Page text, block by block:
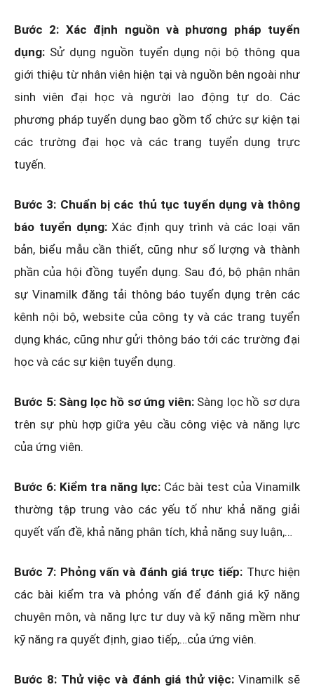
Bước 2: Xác định nguồn và phương pháp tuyển
dụng: Sử dụng nguồn tuyển dụng nội bộ thông qua
giới thiệu từ nhân viên hiện tại và nguồn bên ngoài như
sinh viên đại học và người lao động tự do. Các
phương pháp tuyển dụng bao gồm tổ chức sự kiện tại
các trường đại học và các trang tuyển dụng trực
tuyến.
Bước 3: Chuẩn bị các thủ tục tuyển dụng và thông
báo tuyển dụng:Xác định quy trình và các loại văn
bản, biểu mẫu cần thiết, cũng như số lượng và thành
phần của hội đồng tuyển dụng. Sau đó, bộ phận nhân
sự Vinamilk đăng tải thông báo tuyển dụng trên các
kênh nội bộ, website của công ty và các trang tuyển
dụng khác, cũng như gửi thông báo tới các trường đại
học và các sự kiện tuyển dụng.
Bước 5: Sàng lọc hồ sơ ứng viên: Sàng lọc hồ sơ dựa
trên sự phù hợp giữa yêu cầu công việc và năng lực
của ứng viên.
Bước 6: Kiểm tra năng lực: Các bài test của Vinamilk
thường tập trung vào các yếu tố như khả năng giải
quyết vấn đề, khả năng phân tích, khả năng suy luận,…
Bước 7: Phỏng vấn và đánh giá trực tiếp: Thực hiện
các bài kiểm tra và phỏng vấn để đánh giá kỹ năng
chuyên môn, và năng lực tư duy và kỹ năng mềm như
kỹ năng ra quyết định, giao tiếp,…của ứng viên.
Bước 8: Thử việc và đánh giá thử việc: Vinamilk sẽ